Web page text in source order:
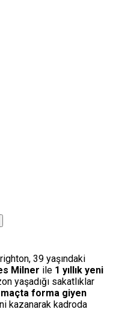
39 yaşındaki
Milner ile 1 yıllık yeni
yaşadığı sakatlıklar
forma giyen
kazanarak kadroda